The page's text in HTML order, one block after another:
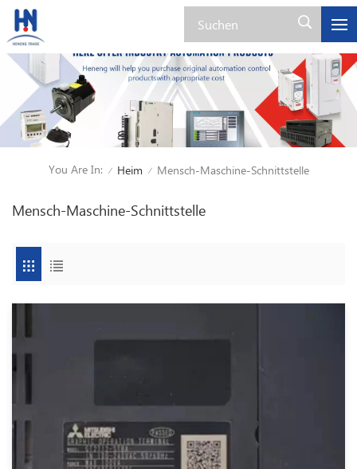
You Are In: / Heim / Mensch-Maschine-Schnittstelle
Mensch-Maschine-Schnittstelle